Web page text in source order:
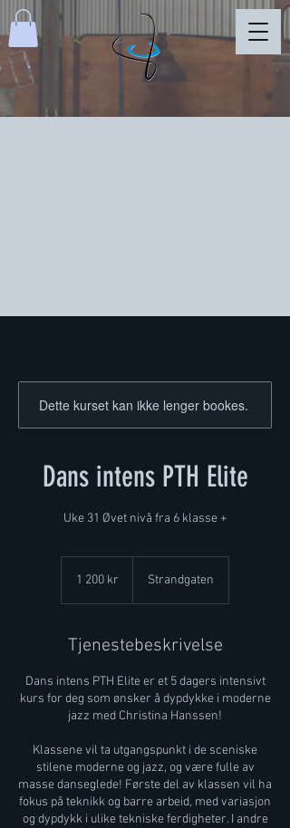
Dette kurset kan ikke lenger bookes.
Dans intens PTH Elite
Uke 31 Øvet nivå fra 6 klasse +
kroner1 200 kr Strandgaten
Tjenestebeskrivelse
Dans intens PTH Elite er et 5 dagers intensivt
kurs for deg som ønsker å dypdykke i moderne
jazz med Christina Hanssen!
Klassene vil ta utgangspunkt i de sceniske
stilene moderne og jazz, og være fulle av
masse danseglede! Første del av klassen vil ha
fokus på teknikk og barre arbeid, med variasjon
og dypdykk i ulike tekniske ferdigheter. I andre